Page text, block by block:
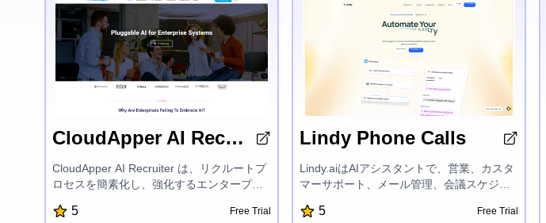
CloudApper AI Recruiter
CloudApper AI Recruiter は、リクルートプ
ロセスを簡素化し、強化するエンタープラ
度な言語モデルを活用して、タスクの自動
5 Free Trial
Lindy Phone Calls
Lindy.aiはAIアシスタントで、営業、カスタ
マーサポート、メール管理、会議スケジュ
動化をサポートします。事前に作成された
5 Free Trial